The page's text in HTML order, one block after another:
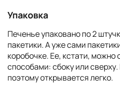
Упаковка
Печенье упаковано по 2
пакетики. А уже сами
коробочке. Ее, кстати, можно
способами: сбоку или
поэтому открывается легко.